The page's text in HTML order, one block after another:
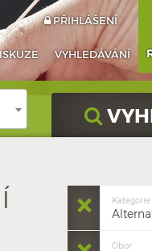
VYHLEDÁVÁNÍ
PŘIHLÁŠENÍ
Kategorie
Obor